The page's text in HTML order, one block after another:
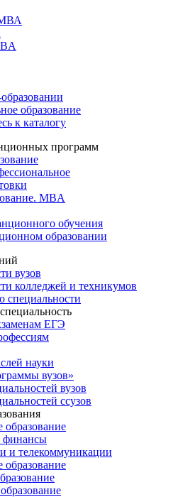
образование
к каталогу
программ
MBA
обучения
образовании
вузов
колледжей и техникумов
специальности
ЕГЭ
науки
вузов»
вузов
ссузов
финансы
и телекоммуникации